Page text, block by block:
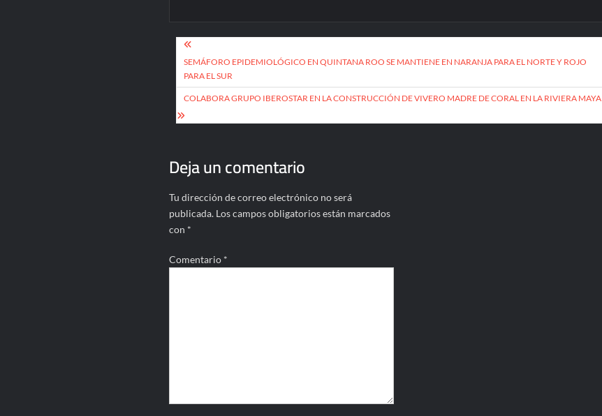
Navegación
de
entradas
SEMÁFORO EPIDEMIOLÓGICO EN QUINTANA ROO SE MANTIENE EN NARANJA PARA EL NORTE Y ROJO
PARA EL SUR
COLABORA GRUPO IBEROSTAR EN LA CONSTRUCCIÓN DE VIVERO MADRE DE CORAL EN LA RIVIERA MAYA
Deja un comentario
Tu dirección de correo electrónico no será
publicada. Los campos obligatorios están marcados
con *
Comentario *